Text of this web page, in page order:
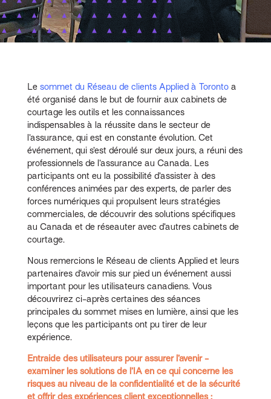
Lesommet du Réseau de clients Applied à Toronto a
été organisé dans le but de fournir aux cabinets de
courtage les outils et les connaissances
indispensables à la réussite dans le secteur de
l’assurance, qui est en constante évolution. Cet
événement, qui s’est déroulé sur deux jours, a réuni des
professionnels de l’assurance au Canada. Les
participants ont eu la possibilité d’assister à des
conférences animées par des experts, de parler des
forces numériques qui propulsent leurs stratégies
commerciales, de découvrir des solutions spécifiques
au Canada et de réseauter avec d’autres cabinets de
courtage.
Nous remercions le Réseau de clients Applied et leurs
partenaires d’avoir mis sur pied un événement aussi
important pour les utilisateurs canadiens. Vous
découvrirez ci-après certaines des séances
principales du sommet mises en lumière, ainsi que les
leçons que les participants ont pu tirer de leur
expérience.
Entraide des utilisateurs pour assurer l’avenir -
examiner les solutions de l’IA en ce qui concerne les
risques au niveau de la confidentialité et de la sécurité
et offrir des expériences client exceptionnelles :